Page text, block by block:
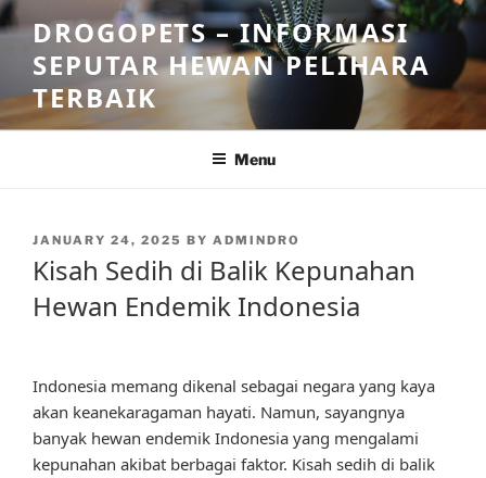
Skip
to
content
DROGOPETS – INFORMASI
SEPUTAR HEWAN PELIHARA
TERBAIK
Menu
POSTED
ON
JANUARY 24, 2025 BY ADMINDRO
Kisah Sedih di Balik Kepunahan
Hewan Endemik Indonesia
Indonesia memang dikenal sebagai negara yang kaya
akan keanekaragaman hayati. Namun, sayangnya
banyak hewan endemik Indonesia yang mengalami
kepunahan akibat berbagai faktor. Kisah sedih di balik